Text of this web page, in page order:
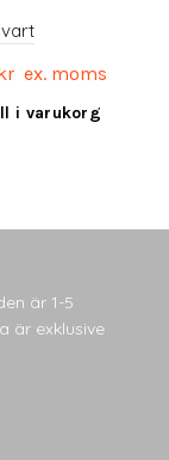
ex. moms
i varukorg
är 1-5
är exklusive